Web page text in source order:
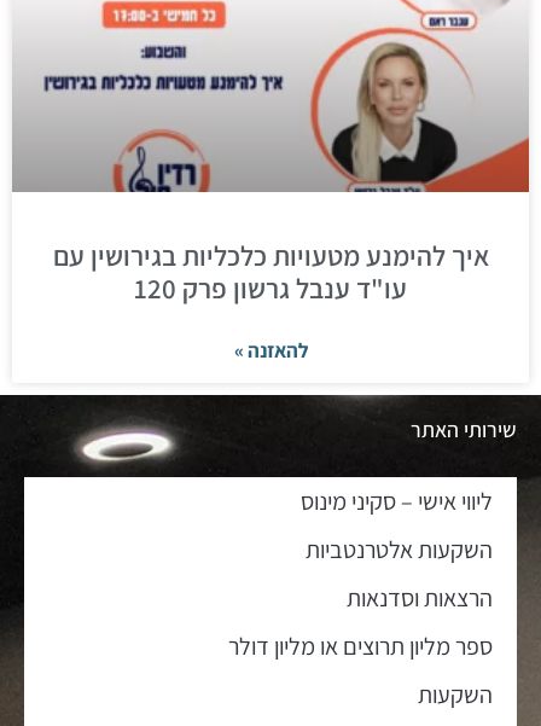
איך להימנע מטעויות כלכליות בגירושין עם
עו"ד ענבל גרשון פרק 120
להאזנה »
שירותי האתר
ליווי אישי – סקיני מינוס
השקעות אלטרנטביות
הרצאות וסדנאות
ספר מליון תרוצים או מליון דולר
השקעות